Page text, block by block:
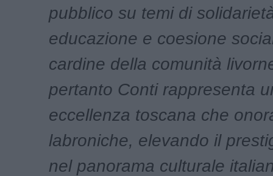
pubblico su temi di
educazione e coesione
cardine della comunità
pertanto Conti rappresenta
eccellenza toscana che
labroniche, elevando il
nel panorama culturale